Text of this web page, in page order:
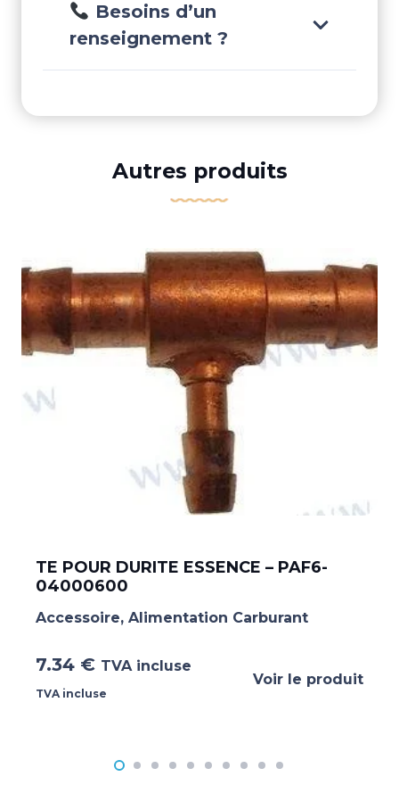
Besoins d’un
renseignement ?
Autres produits
TE POUR DURITE ESSENCE – PAF6-
04000600
Accessoire, Alimentation Carburant
7.34 € TVA incluse
TVA incluse
Voir le produit